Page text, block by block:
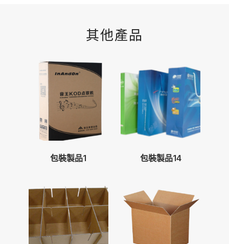
其他產品
包裝製品1 包裝製品14